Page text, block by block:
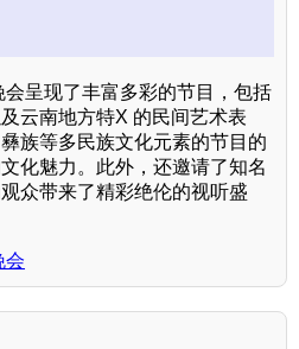
呈现了丰富多彩的节目，包括
云南地方特X 的民间艺术表
族等多民族文化元素的节目的
化魅力。此外，还邀请了知名
众带来了精彩绝伦的视听盛
会